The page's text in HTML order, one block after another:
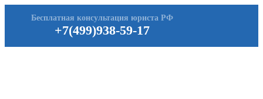
+7(499)938-59-17
Бесплатная консультация юриста РФ